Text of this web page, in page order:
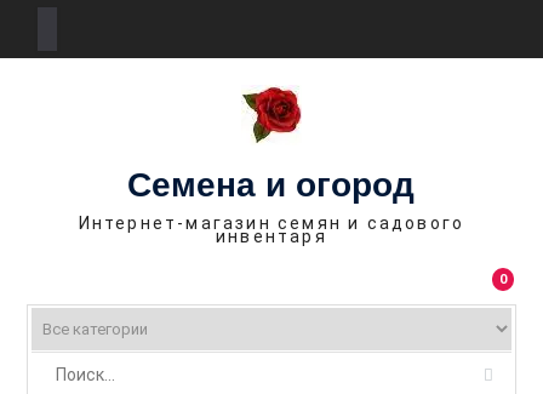
Семена и огород
Интернет-магазин семян и садового
инвентаря
0